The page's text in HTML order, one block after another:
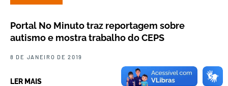
Portal No Minuto traz reportagem sobre
autismo e mostra trabalho do CEPS
8 DE JANEIRO DE 2019
LER MAIS